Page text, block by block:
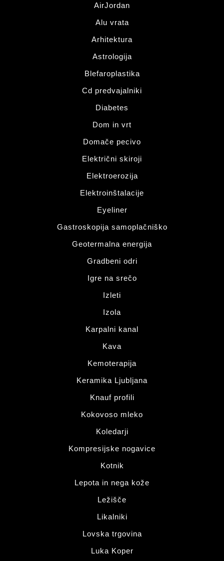
AirJordan
Alu vrata
Arhitektura
Astrologija
Blefaroplastika
Cd predvajalniki
Diabetes
Dom in vrt
Domače pecivo
Električni skiroji
Elektroerozija
Elektroinštalacije
Eyeliner
Gastroskopija samoplačniško
Geotermalna energija
Gradbeni odri
Igre na srečo
Izleti
Izola
Karpalni kanal
Kava
Kemoterapija
Keramika Ljubljana
Knauf profili
Kokovoso mleko
Koledarji
Kompresijske nogavice
Kotnik
Lepota in nega kože
Ležišče
Likalniki
Lovska trgovina
Luka Koper